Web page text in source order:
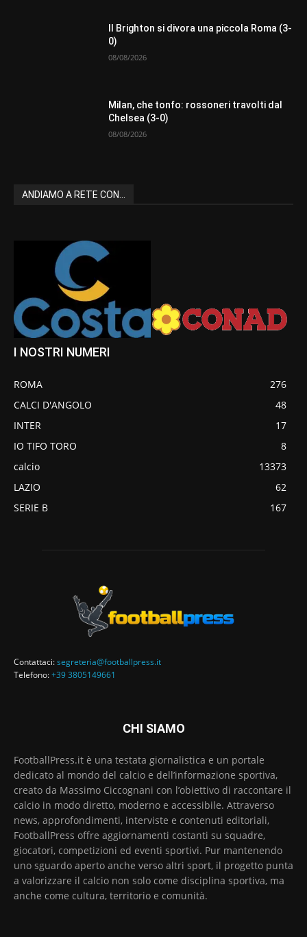
Il Brighton si divora una piccola Roma (3-
0)
08/08/2026
Milan, che tonfo: rossoneri travolti dal
Chelsea (3-0)
08/08/2026
ANDIAMO A RETE CON...
I NOSTRI NUMERI
ROMA
276
CALCI D'ANGOLO
48
INTER
17
IO TIFO TORO
8
calcio
13373
LAZIO
62
SERIE B
167
Contattaci:segreteria@footballpress.it
Telefono:+39 3805149661
CHI SIAMO
FootballPress.it è una testata giornalistica e un portale
dedicato al mondo del calcio e dell’informazione sportiva,
creato da Massimo Ciccognani con l’obiettivo di raccontare il
calcio in modo diretto, moderno e accessibile. Attraverso
news, approfondimenti, interviste e contenuti editoriali,
FootballPress offre aggiornamenti costanti su squadre,
giocatori, competizioni ed eventi sportivi. Pur mantenendo
uno sguardo aperto anche verso altri sport, il progetto punta
a valorizzare il calcio non solo come disciplina sportiva, ma
anche come cultura, territorio e comunità.